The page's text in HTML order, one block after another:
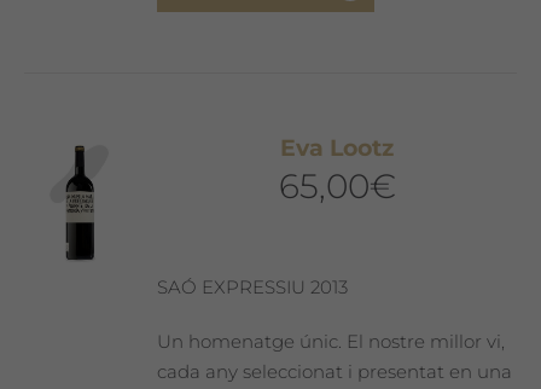
Eva Lootz
65,00€
SAÓ EXPRESSIU 2013
Un homenatge únic. El nostre millor vi,
cada any seleccionat i presentat en una